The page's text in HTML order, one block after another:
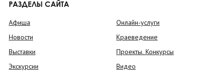
РАЗДЕЛЫ САЙТА
Афиша
Новости
Выставки
Экскурсии
Онлайн-услуги
Краеведение
Проекты. Конкурсы
Видео